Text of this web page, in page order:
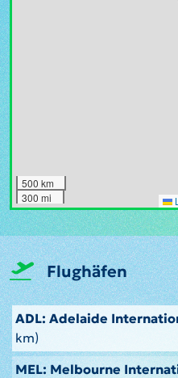
500 km
300 mi
Flughäfen
ADL: Adelaide
km)
MEL: Melbourne